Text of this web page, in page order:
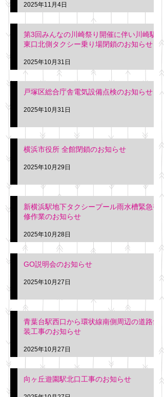
2025年11月4日
第3回みんなの川崎祭り開催に伴い川崎駅
東口北側タクシー乗り場閉鎖のお知らせ
2025年10月31日
戸塚区総合庁舎電気設備点検のお知らせ
2025年10月31日
横浜市役所 全館閉鎖のお知らせ
2025年10月29日
新横浜駅地下タクシープール雨水槽緊急補
修作業のお知らせ
2025年10月28日
GO説明会のお知らせ
2025年10月27日
青葉台駅西口から環状線南側周辺の道路舗
装工事のお知らせ
2025年10月27日
向ヶ丘遊園駅北口工事のお知らせ